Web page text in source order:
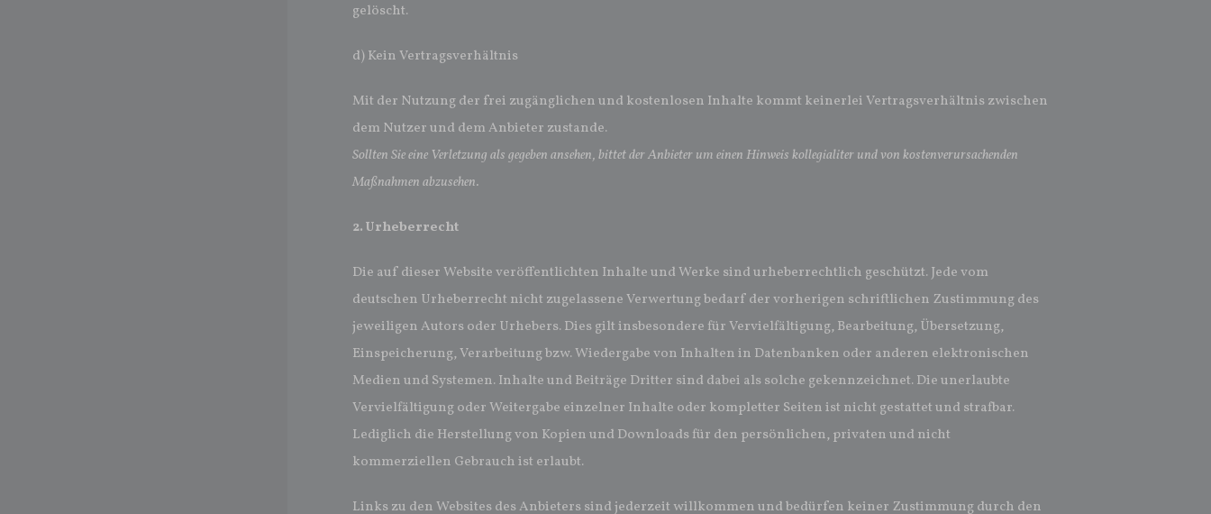
gelöscht.
d) Kein Vertragsverhältnis
Mit der Nutzung der frei zugänglichen und kostenlosen Inhalte kommt keinerlei Vertragsverhältnis zwischen
dem Nutzer und dem Anbieter zustande.
Sollten Sie eine Verletzung als gegeben ansehen, bittet der Anbieter um einen Hinweis kollegialiter und von kostenverursachenden
Maßnahmen abzusehen.
2. Urheberrecht
Die auf dieser Website veröffentlichten Inhalte und Werke sind urheberrechtlich geschützt. Jede vom
deutschen Urheberrecht nicht zugelassene Verwertung bedarf der vorherigen schriftlichen Zustimmung des
jeweiligen Autors oder Urhebers. Dies gilt insbesondere für Vervielfältigung, Bearbeitung, Übersetzung,
Einspeicherung, Verarbeitung bzw. Wiedergabe von Inhalten in Datenbanken oder anderen elektronischen
Medien und Systemen. Inhalte und Beiträge Dritter sind dabei als solche gekennzeichnet. Die unerlaubte
Vervielfältigung oder Weitergabe einzelner Inhalte oder kompletter Seiten ist nicht gestattet und strafbar.
Lediglich die Herstellung von Kopien und Downloads für den persönlichen, privaten und nicht
kommerziellen Gebrauch ist erlaubt.
Links zu den Websites des Anbieters sind jederzeit willkommen und bedürfen keiner Zustimmung durch den